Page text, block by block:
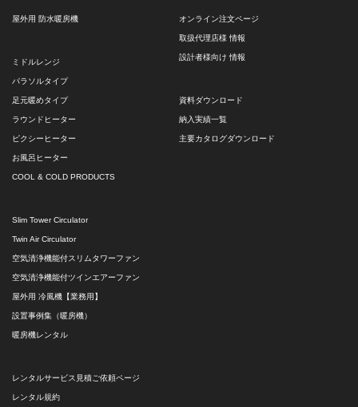
屋外用 防水暖房機
ミドルレンジ
パラソルタイプ
足元暖めタイプ
ラウンドヒーター
ピクシーヒーター
お風呂ヒーター
COOL & COLD PRODUCTS
Slim Tower Circulator
Twin Air Circulator
空気清浄機能付スリムタワーファン
空気清浄機能付ツインエアーファン
屋外用 冷風機【業務用】
設置事例集（暖房機）
暖房機レンタル
レンタルサービス見積ご依頼ページ
レンタル規約
オンライン注文ページ
取扱代理店様 情報
設計者様向け 情報
資料ダウンロード
納入実績一覧
主要カタログダウンロード